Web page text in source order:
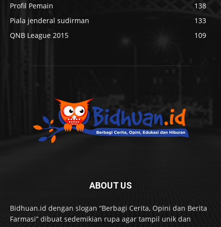
Profil Pemain
138
Piala jenderal sudirman
133
QNB League 2015
109
ABOUT US
Bidhuan.id dengan slogan “Berbagi Cerita, Opini dan Berita
Farmasi” dibuat sedemikian rupa agar tampil unik dan